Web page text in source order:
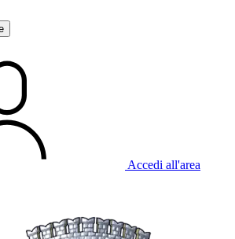
Accedi all'area